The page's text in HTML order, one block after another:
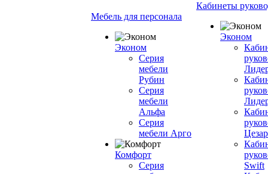
Мебель для персонала
Эконом
Серия
мебели
Рубин
Серия
мебели
Альфа
Серия
мебели Арго
Комфорт
Серия
Кабинеты
Эконом
Swift